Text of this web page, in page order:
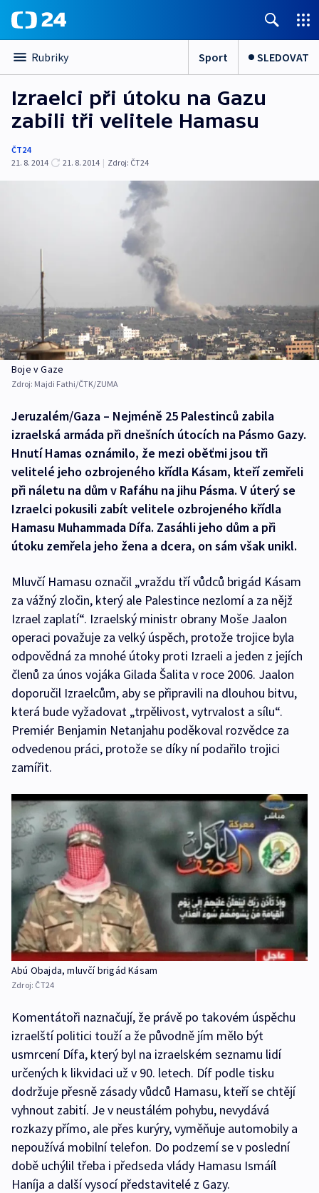
Rubriky Sport SLEDOVAT
Izraelci při útoku na Gazu
zabili tři velitele Hamasu
ČT24
21. 8. 2014
21. 8. 2014 | Zdroj: ČT24
Boje v Gaze
Zdroj: Majdi Fathi/ČTK/ZUMA
Jeruzalém/Gaza – Nejméně 25 Palestinců zabila
izraelská armáda při dnešních útocích na Pásmo Gazy.
Hnutí Hamas oznámilo, že mezi oběťmi jsou tři
velitelé jeho ozbrojeného křídla Kásam, kteří zemřeli
při náletu na dům v Rafáhu na jihu Pásma. V úterý se
Izraelci pokusili zabít velitele ozbrojeného křídla
Hamasu Muhammada Dífa. Zasáhli jeho dům a při
útoku zemřela jeho žena a dcera, on sám však unikl.
Mluvčí Hamasu označil „vraždu tří vůdců brigád Kásam
za vážný zločin, který ale Palestince nezlomí a za nějž
Izrael zaplatí“. Izraelský ministr obrany Moše Jaalon
operaci považuje za velký úspěch, protože trojice byla
odpovědná za mnohé útoky proti Izraeli a jeden z jejích
členů za únos vojáka Gilada Šalita v roce 2006. Jaalon
doporučil Izraelcům, aby se připravili na dlouhou bitvu,
která bude vyžadovat „trpělivost, vytrvalost a sílu“.
Premiér Benjamin Netanjahu poděkoval rozvědce za
odvedenou práci, protože se díky ní podařilo trojici
zamířit.
Abú Obajda, mluvčí brigád Kásam
Zdroj: ČT24
Komentátoři naznačují, že právě po takovém úspěchu
izraelští politici touží a že původně jím mělo být
usmrcení Dífa, který byl na izraelském seznamu lidí
určených k likvidaci už v 90. letech. Díf podle tisku
dodržuje přesně zásady vůdců Hamasu, kteří se chtějí
vyhnout zabití. Je v neustálém pohybu, nevydává
rozkazy přímo, ale přes kurýry, vyměňuje automobily a
nepoužívá mobilní telefon. Do podzemí se v poslední
době uchýlil třeba i předseda vlády Hamasu Ismáíl
Haníja a další vysocí představitelé z Gazy.